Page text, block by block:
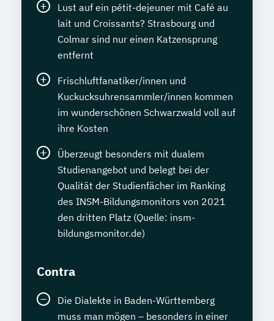
Lust auf ein pétit-dejeuner mit Café au
lait und Croissants? Strasbourg und
Colmar sind nur einen Katzensprung
entfernt
Frischluftfanatiker/innen und
Kuckucksuhrensammler/innen kommen
im wunderschönen Schwarzwald voll auf
ihre Kosten
Überzeugt besonders mit dualem
Studienangebot und belegt bei der
Qualität der Studienfächer im Ranking
des INSM-Bildungsmonitors von 2021
den dritten Platz (Quelle: insm-
bildungsmonitor.de)
Contra
Die Dialekte in Baden-Württemberg
muss man mögen – besonders in einer